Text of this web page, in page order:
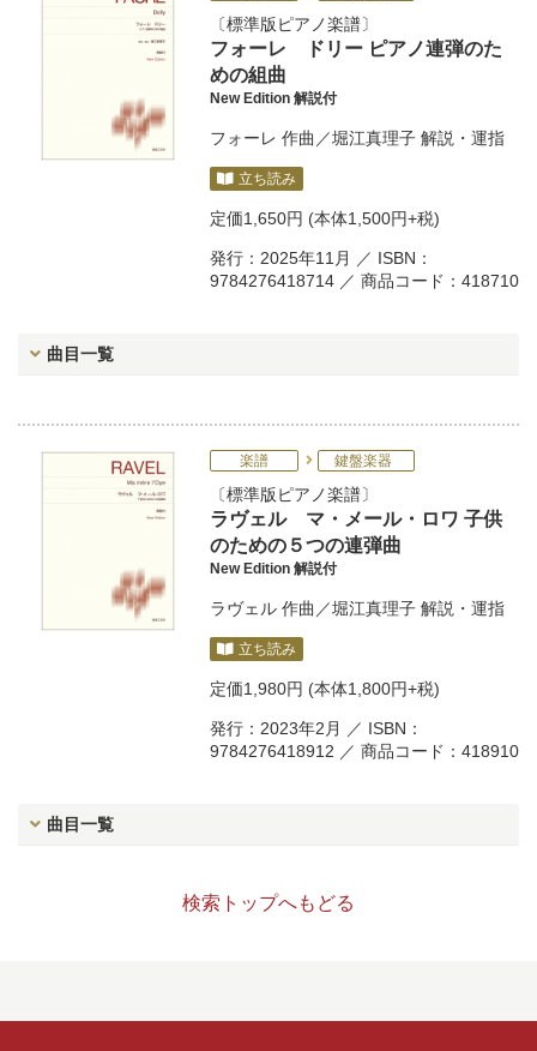
標準版ピアノ楽譜
フォーレ ドリー ピアノ連弾のた
めの組曲
New Edition 解説付
フォーレ 作曲／堀江真理子 解説・運指
立ち読み
定価1,650円 (本体1,500円+税)
発行：2025年11月 ／ ISBN：
9784276418714 ／ 商品コード：418710
曲目一覧
楽譜 鍵盤楽器
標準版ピアノ楽譜
ラヴェル マ・メール・ロワ 子供
のための５つの連弾曲
New Edition 解説付
ラヴェル 作曲／堀江真理子 解説・運指
立ち読み
定価1,980円 (本体1,800円+税)
発行：2023年2月 ／ ISBN：
9784276418912 ／ 商品コード：418910
曲目一覧
検索トップへもどる